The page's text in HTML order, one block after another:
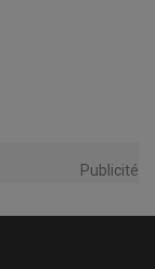
Publicité